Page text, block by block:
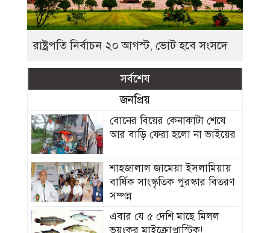
রাষ্ট্রপতি নির্বাচন ২০ আগস্ট, ভোট হবে সংসদে
সর্বশেষ
জনপ্রিয়
বোনের বিয়ের কেনাকাটা শেষে
আর বাড়ি ফেরা হলো না ভাইয়ের
শাহজালাল জামেয়া ইসলামিয়ায়
বার্ষিক সাংস্কৃতিক পুরস্কার বিতরণ
সম্পন্ন
এবার যে ৫ দেশি মাছে মিলল
ভয়ংকর মাইক্রোপ্লাস্টিক!